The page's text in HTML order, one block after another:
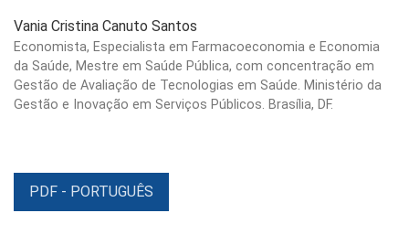
Vania Cristina Canuto Santos
Economista, Especialista em Farmacoeconomia e Economia
da Saúde, Mestre em Saúde Pública, com concentração em
Gestão de Avaliação de Tecnologias em Saúde. Ministério da
Gestão e Inovação em Serviços Públicos. Brasília, DF.
PDF - PORTUGUÊS